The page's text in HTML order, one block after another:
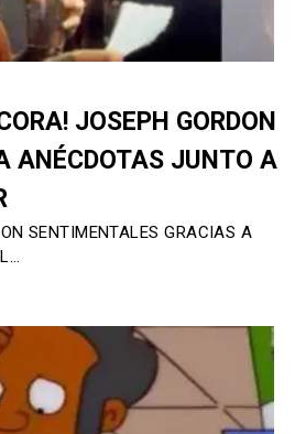
JOSEPH GORDON
ANÉCDOTAS JUNTO A
SENTIMENTALES GRACIAS A